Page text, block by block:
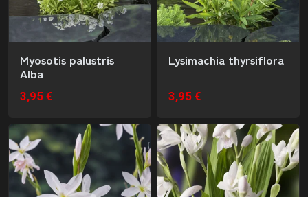
Myosotis palustris
Alba
3,95 €
Lysimachia thyrsiflora
3,95 €